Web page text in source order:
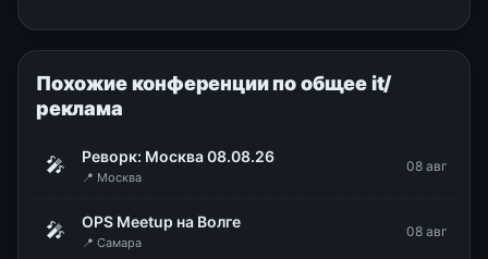
Похожие конференции по общее it/
реклама
🎤 Реворк: Москва 08.08.26
📍 Москва
08 авг
🎤 OPS Meetup на Волге
📍 Самара
08 авг